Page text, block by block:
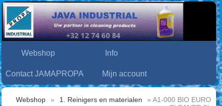
Webshop Info
Contact JAMAPROPA Mijn account
Webshop » 1. Reinigers en materialen
» A1-000 BIO EURO